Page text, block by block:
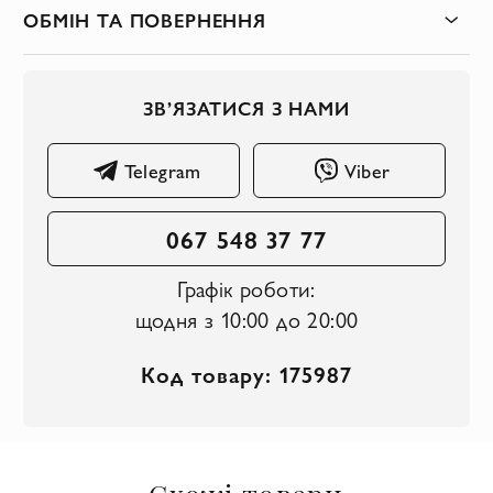
ОБМІН ТА ПОВЕРНЕННЯ
ЗВ’ЯЗАТИСЯ З НАМИ
Telegram Viber
067 548 37 77
Графік роботи:
щодня з 10:00 до 20:00
Код товару: 175987